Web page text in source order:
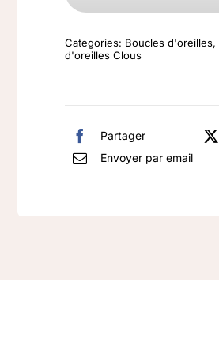
argent
Categories: Boucles d'oreilles,
d'oreilles Clous
Partager
Envoyer par email